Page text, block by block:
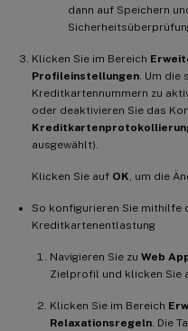
dann auf Speichern
Klicken Sie im Bereich
Profileinstellungen . Um
Kreditkartennummern zu
oder deaktivieren Sie das
ausgewählt).
Klicken Sie auf OK , um die
So konfigurieren Sie mithilfe
Kreditkartenentlastung
Navigieren Sie zu Web
Zielprofil und klicken Sie
Klicken Sie im Bereich
Relaxationsregeln . Die